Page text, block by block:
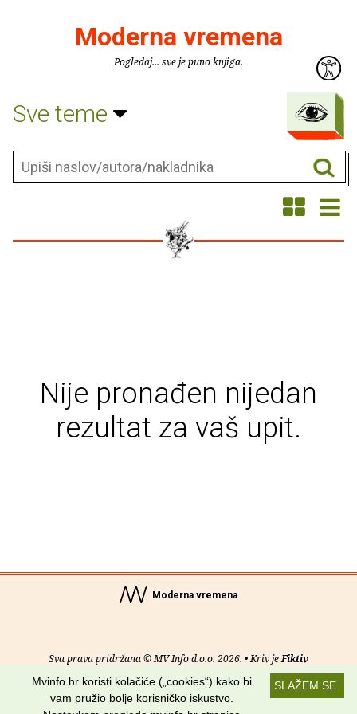
Moderna vremena
Pogledaj... sve je puno knjiga.
Sve teme
Nije pronađen nijedan
rezultat za vaš upit.
Moderna vremena
Sva prava pridržana © MV Info d.o.o. 2026. • Kriv jeFiktiv
Uvjeti korištenja RSS kanaliSLAŽEM SE
Mvinfo.hr koristi kolačiće („cookies“) kako bi
vam pružio bolje korisničko iskustvo.